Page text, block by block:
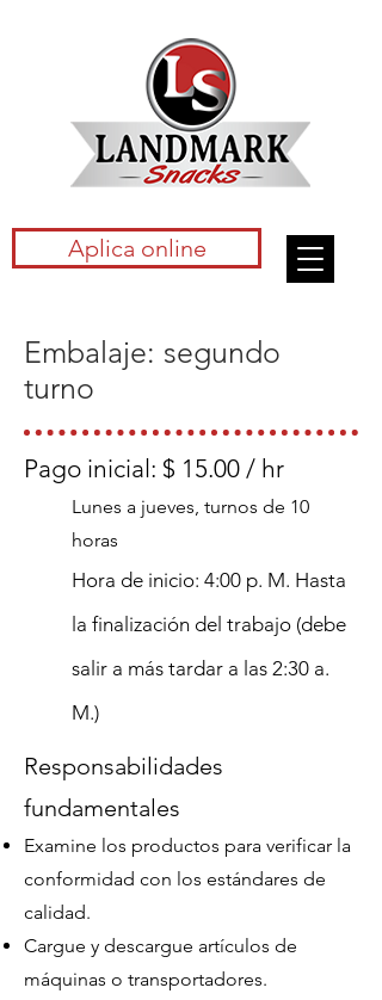
Aplica online
Embalaje: segundo
turno
Pago inicial: $ 15.00 / hr
Lunes a jueves, turnos de 10
horas
Hora de inicio: 4:00 p. M. Hasta
la finalización del trabajo (debe
salir a más tardar a las 2:30 a.
M.)
Responsabilidades
fundamentales
Examine los productos para verificar la
conformidad con los estándares de
calidad.
Cargue y descargue artículos de
máquinas o transportadores.